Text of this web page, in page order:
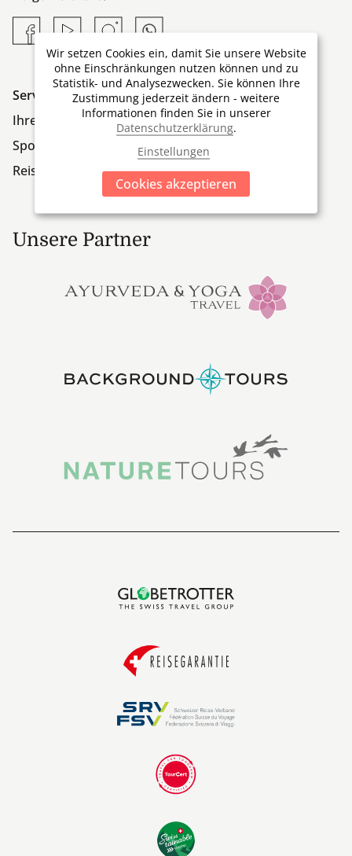
FacebookYouTubeInstagramWhatsapp
Service
Ihre Vorteile
Spontan verreisen
Reiseversicherung
Unsere Partner
Wir setzen Cookies ein, damit Sie unsere Website
ohne Einschränkungen nutzen können und zu
Statistik- und Analysezwecken. Sie können Ihre
Zustimmung jederzeit ändern - weitere
Informationen finden Sie in unserer
Datenschutzerklärung.
Einstellungen
Cookies akzeptieren